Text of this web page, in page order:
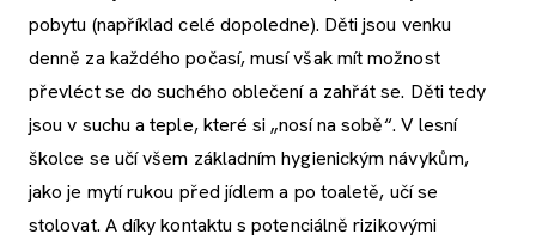
pobytu (například celé dopoledne). Děti jsou venku
denně za každého počasí, musí však mít možnost
převléct se do suchého oblečení a zahřát se. Děti tedy
jsou v suchu a teple, které si „nosí na sobě“. V lesní
školce se učí všem základním hygienickým návykům,
jako je mytí rukou před jídlem a po toaletě, učí se
stolovat. A díky kontaktu s potenciálně rizikovými